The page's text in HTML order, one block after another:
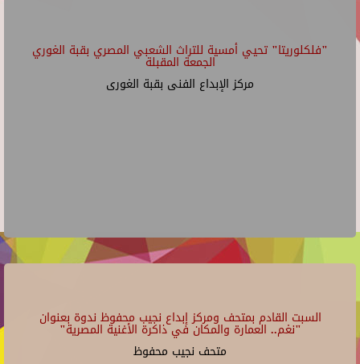
"فلكلوريتا" تحيي أمسية للتراث الشعبي المصري بقبة الغوري
الجمعة المقبلة
مركز الإبداع الفنى بقبة الغورى
السبت القادم بمتحف ومركز إبداع نجيب محفوظ ندوة بعنوان
"نغم.. العمارة والمكان في ذاكرة الأغنية المصرية"
متحف نجيب محفوظ